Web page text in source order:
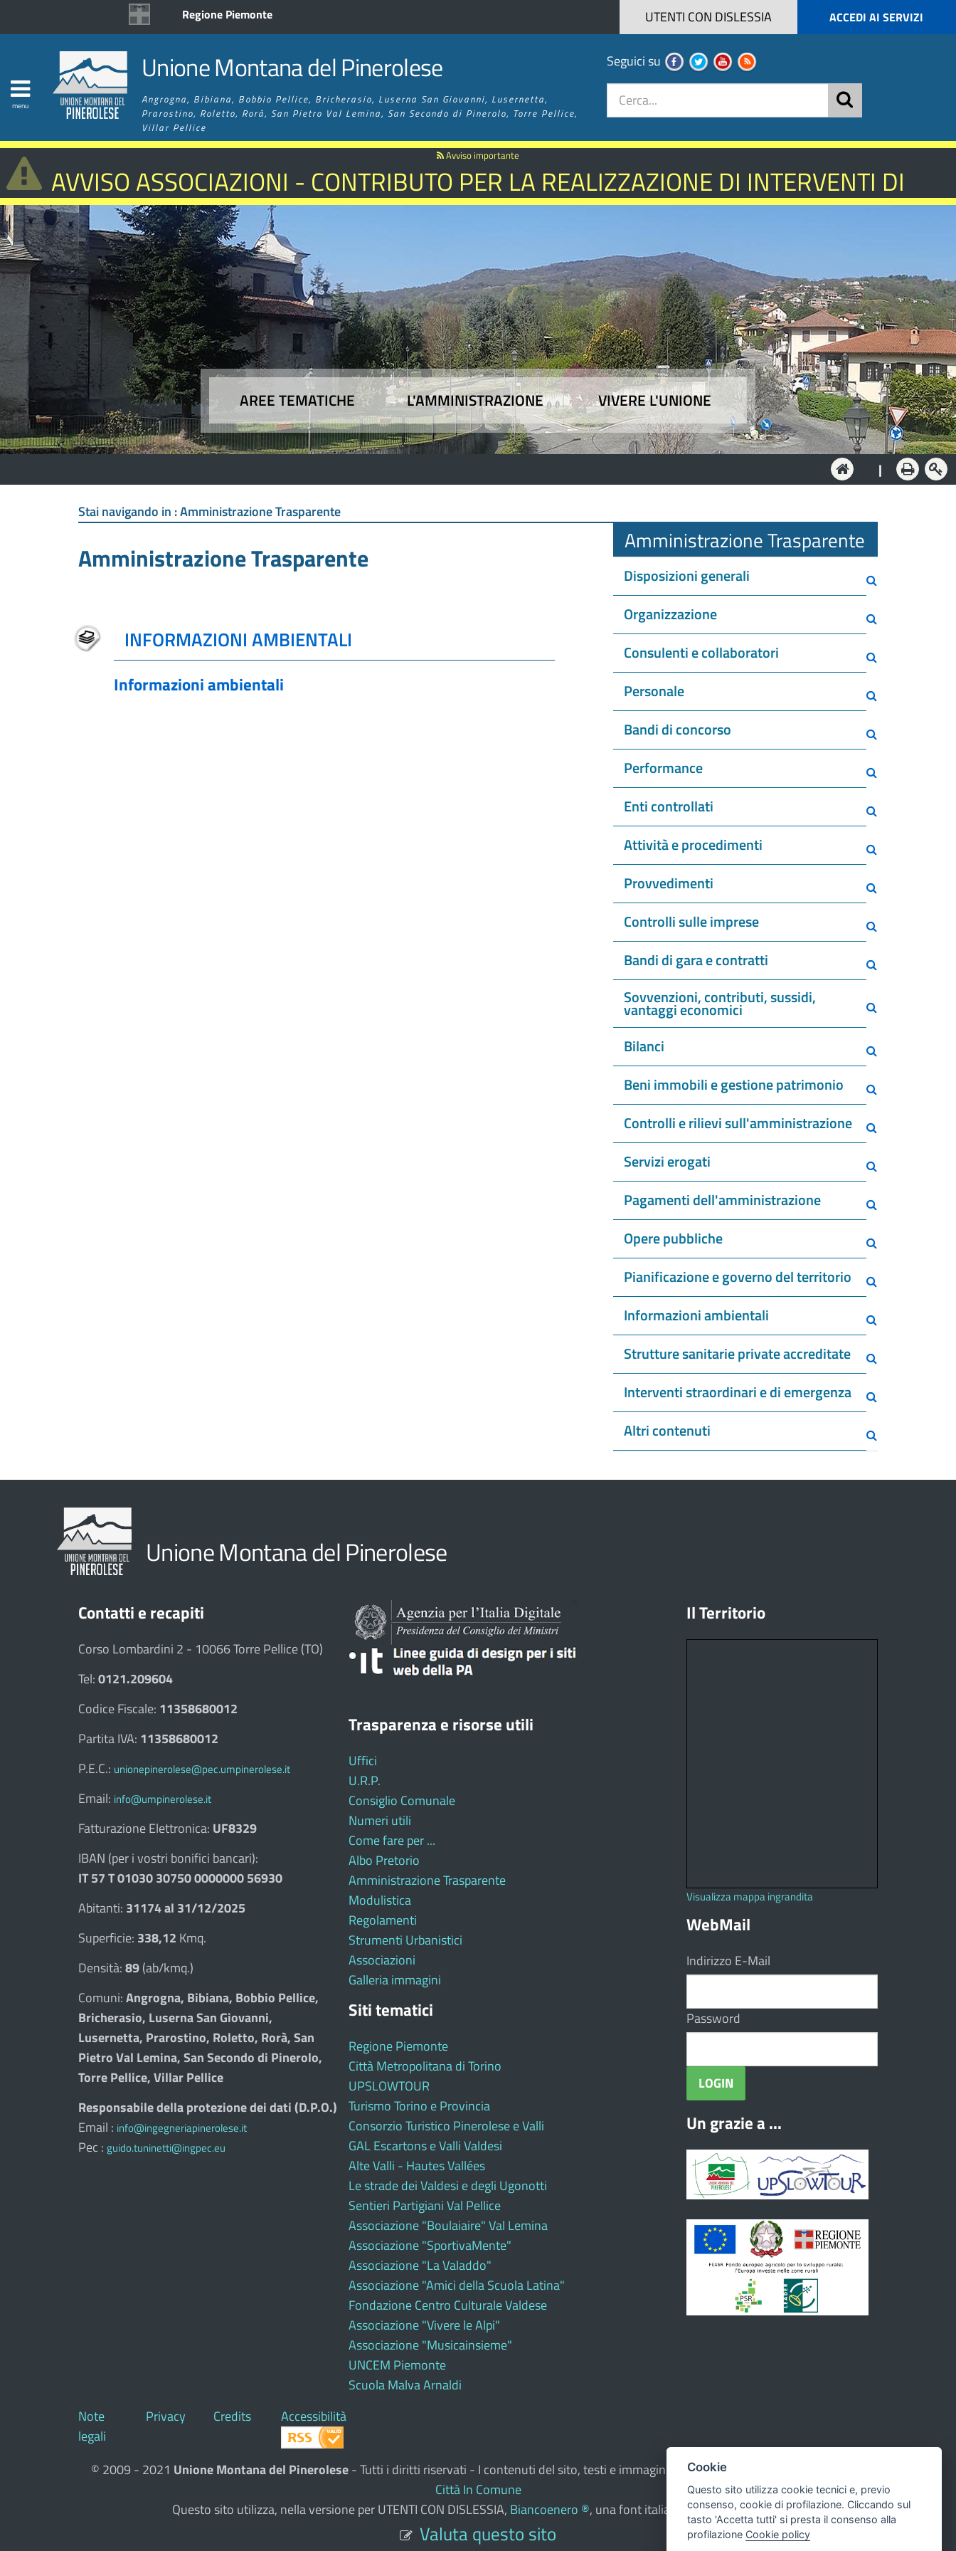
Regione Piemonte ACCEDI AI SERVIZI
UTENTI CON DISLESSIA
menu
Unione Montana del Pinerolese
Angrogna, Bibiana, Bobbio Pellice, Bricherasio, Luserna San Giovanni, Lusernetta,
Prarostino, Roletto, Rorà, San Pietro Val Lemina, San Secondo di Pinerolo, Torre Pellice,
Villar Pellice
Seguici su
AREE TEMATICHE L'AMMINISTRAZIONE VIVERE L'UNIONE
Avviso importante
AVVISO ASSOCIAZIONI - CONTRIBUTO PER LA REALIZZAZIONE DI INTERVENTI DI
MIGLIORAMENTO RETE SENTIERISTICA ED ESCURSIONISTICA - ANNO 2026
|
Stai navigando in :Amministrazione Trasparente
Amministrazione Trasparente
INFORMAZIONI AMBIENTALI
Informazioni ambientali
Amministrazione Trasparente
Disposizioni generali
Organizzazione
Consulenti e collaboratori
Personale
Bandi di concorso
Performance
Enti controllati
Attività e procedimenti
Provvedimenti
Controlli sulle imprese
Bandi di gara e contratti
Sovvenzioni, contributi, sussidi,
vantaggi economici
Bilanci
Beni immobili e gestione patrimonio
Controlli e rilievi sull'amministrazione
Servizi erogati
Pagamenti dell'amministrazione
Opere pubbliche
Pianificazione e governo del territorio
Informazioni ambientali
Strutture sanitarie private accreditate
Interventi straordinari e di emergenza
Altri contenuti
Unione Montana del Pinerolese
Contatti e recapiti
Corso Lombardini 2 - 10066 Torre Pellice (TO)
Tel:0121.209604
Codice Fiscale: 11358680012
Partita IVA: 11358680012
P.E.C.: unionepinerolese@pec.umpinerolese.it
Email: info@umpinerolese.it
Fatturazione Elettronica: UF8329
IBAN (per i vostri bonifici bancari):
IT 57 T 01030 30750 0000000 56930
Abitanti: 31174 al 31/12/2025
Superficie: 338,12 Kmq.
Densità:89(ab/kmq.)
Comuni:Angrogna, Bibiana, Bobbio Pellice,
Bricherasio, Luserna San Giovanni,
Lusernetta, Prarostino, Roletto, Rorà, San
Pietro Val Lemina, San Secondo di Pinerolo,
Torre Pellice, Villar Pellice
Responsabile della protezione dei dati (D.P.O.)
Email : info@ingegneriapinerolese.it
Pec : guido.tuninetti@ingpec.eu
Trasparenza e risorse utili
Uffici
U.R.P.
Consiglio Comunale
Numeri utili
Come fare per ...
Albo Pretorio
Amministrazione Trasparente
Modulistica
Regolamenti
Strumenti Urbanistici
Associazioni
Galleria immagini
Siti tematici
Regione Piemonte
Città Metropolitana di Torino
UPSLOWTOUR
Turismo Torino e Provincia
Consorzio Turistico Pinerolese e Valli
GAL Escartons e Valli Valdesi
Alte Valli - Hautes Vallées
Le strade dei Valdesi e degli Ugonotti
Sentieri Partigiani Val Pellice
Associazione "Boulaiaire" Val Lemina
Associazione "SportivaMente"
Associazione "La Valaddo"
Associazione "Amici della Scuola Latina"
Fondazione Centro Culturale Valdese
Associazione "Vivere le Alpi"
Associazione "Musicainsieme"
UNCEM Piemonte
Scuola Malva Arnaldi
Il Territorio
Visualizza mappa ingrandita
WebMail
Indirizzo E-Mail
Password
Un grazie a ...
Note
legali
Privacy Credits Accessibilità
© 2009 - 2021 Unione Montana del Pinerolese- Tutti i diritti riservati - I contenuti del sito, testi e immagini sono di proprietà dell'Unione - CMS:
Città In Comune
Questo sito utilizza, nella versione per UTENTI CON DISLESSIA, Biancoenero ®, una font italiana ad Alta Leggibilità.
Valuta questo sito
Cookie
Questo sito utilizza cookie tecnici e, previo
consenso, cookie di profilazione. Cliccando sul
tasto 'Accetta tutti' si presta il consenso alla
profilazione Cookie policy